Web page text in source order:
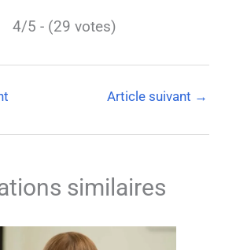
4/5 - (29 votes)
Article suivant →
similaires